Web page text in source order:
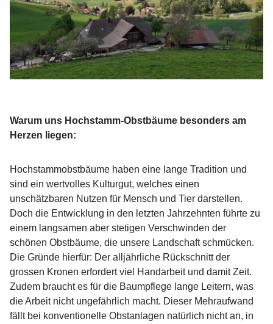
Warum uns Hochstamm-Obstbäume besonders am
Herzen liegen:
Hochstammobstbäume haben eine lange Tradition und
sind ein wertvolles Kulturgut, welches einen
unschätzbaren Nutzen für Mensch und Tier darstellen.
Doch die Entwicklung in den letzten Jahrzehnten führte zu
einem langsamen aber stetigen Verschwinden der
schönen Obstbäume, die unsere Landschaft schmücken.
Die Gründe hierfür: Der alljährliche Rückschnitt der
grossen Kronen erfordert viel Handarbeit und damit Zeit.
Zudem braucht es für die Baumpflege lange Leitern, was
die Arbeit nicht ungefährlich macht. Dieser Mehraufwand
fällt bei konventionelle Obstanlagen natürlich nicht an, in